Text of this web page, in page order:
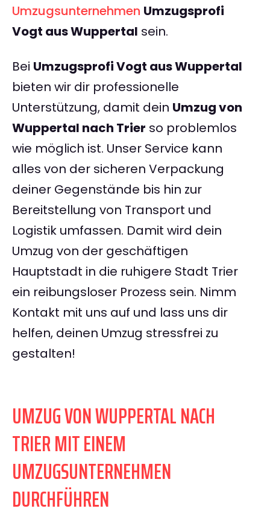
Umzugsunternehmen Umzugsprofi
Vogt aus Wuppertal sein.
Bei Umzugsprofi Vogt aus Wuppertal
bieten wir dir professionelle
Unterstützung, damit dein Umzug von
Wuppertal nach Trier so problemlos
wie möglich ist. Unser Service kann
alles von der sicheren Verpackung
deiner Gegenstände bis hin zur
Bereitstellung von Transport und
Logistik umfassen. Damit wird dein
Umzug von der geschäftigen
Hauptstadt in die ruhigere Stadt Trier
ein reibungsloser Prozess sein. Nimm
Kontakt mit uns auf und lass uns dir
helfen, deinen Umzug stressfrei zu
gestalten!
UMZUG VON WUPPERTAL NACH
TRIER MIT EINEM
UMZUGSUNTERNEHMEN
DURCHFÜHREN